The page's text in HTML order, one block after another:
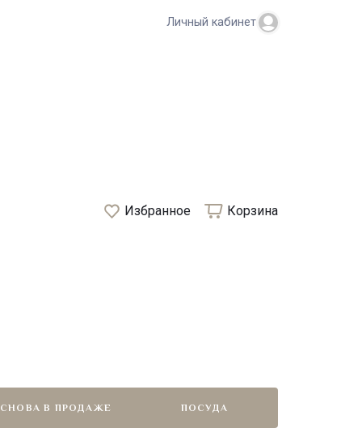
Личный кабинет
Избранное Корзина
СНОВА В ПРОДАЖЕ ПОСУДА